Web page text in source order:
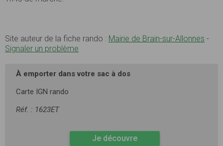
Site auteur de la fiche rando : Mairie de Brain-sur-Allonnes -
Signaler un problème
À emporter dans votre sac à dos
Carte IGN rando
Réf. : 1623ET
Je découvre